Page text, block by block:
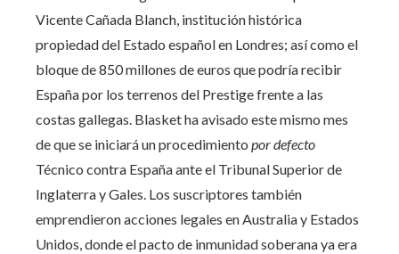
Vicente Cañada Blanch, institución histórica
propiedad del Estado español en Londres; así como el
bloque de 850 millones de euros que podría recibir
España por los terrenos del Prestige frente a las
costas gallegas. Blasket ha avisado este mismo mes
de que se iniciará un procedimiento por defecto
Técnico contra España ante el Tribunal Superior de
Inglaterra y Gales. Los suscriptores también
emprendieron acciones legales en Australia y Estados
Unidos, donde el pacto de inmunidad soberana ya era